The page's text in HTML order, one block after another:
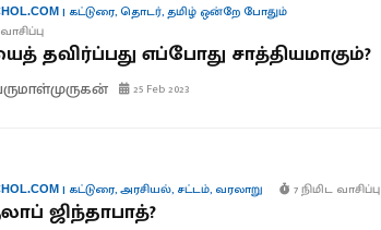
| கட்டுரை,தொடர்,தமிழ் ஒன்றே போதும்
தவிர்ப்பது எப்போது சாத்தியமாகும்?
25 Feb 2023
| கட்டுரை,அரசியல், சட்டம், வரலாறு 7 நிமிட வாசிப்பு
ஜிந்தாபாத்?